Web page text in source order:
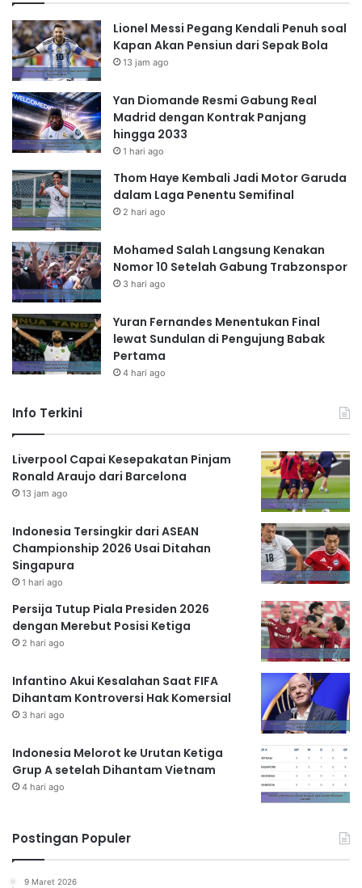
Lionel Messi Pegang Kendali Penuh soal
Kapan Akan Pensiun dari Sepak Bola
13 jam ago
Yan Diomande Resmi Gabung Real
Madrid dengan Kontrak Panjang
hingga 2033
1 hari ago
Thom Haye Kembali Jadi Motor Garuda
dalam Laga Penentu Semifinal
2 hari ago
Mohamed Salah Langsung Kenakan
Nomor 10 Setelah Gabung Trabzonspor
3 hari ago
Yuran Fernandes Menentukan Final
lewat Sundulan di Pengujung Babak
Pertama
4 hari ago
Info Terkini
Liverpool Capai Kesepakatan Pinjam
Ronald Araujo dari Barcelona
13 jam ago
Indonesia Tersingkir dari ASEAN
Championship 2026 Usai Ditahan
Singapura
1 hari ago
Persija Tutup Piala Presiden 2026
dengan Merebut Posisi Ketiga
2 hari ago
Infantino Akui Kesalahan Saat FIFA
Dihantam Kontroversi Hak Komersial
3 hari ago
Indonesia Melorot ke Urutan Ketiga
Grup A setelah Dihantam Vietnam
4 hari ago
Postingan Populer
9 Maret 2026